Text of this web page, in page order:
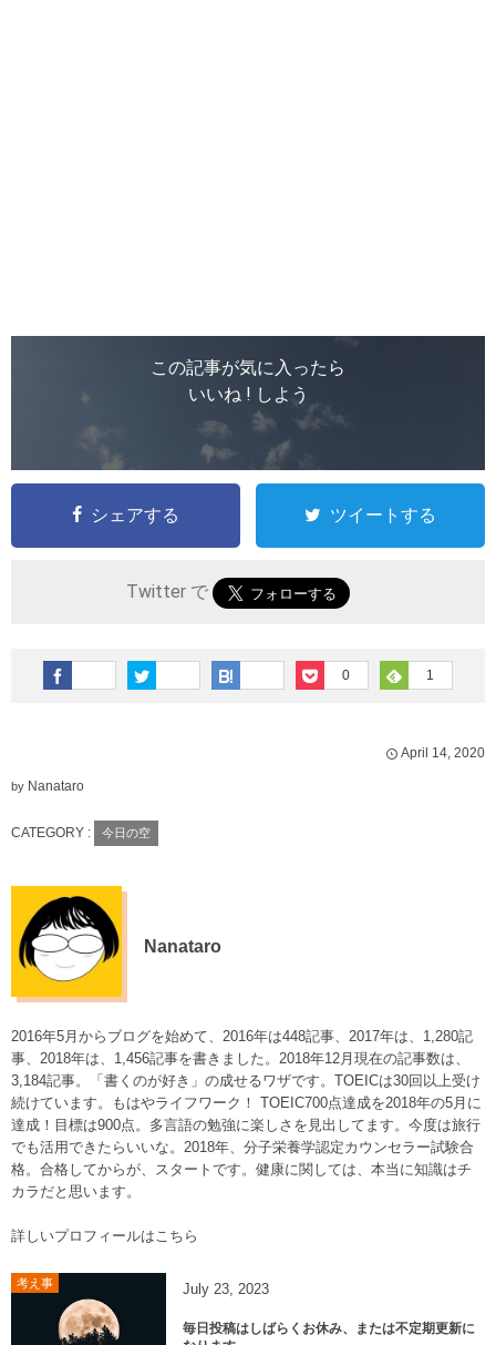
この記事が気に入ったら
いいね ! しよう
シェアする ツイートする
Twitter で
0 1
April 14, 2020
by Nanataro
CATEGORY : 今日の空
Nanataro
2016年5月からブログを始めて、2016年は448記事、2017年は、1,280記
事、2018年は、1,456記事を書きました。2018年12月現在の記事数は、
3,184記事。「書くのが好き」の成せるワザです。TOEICは30回以上受け
続けています。もはやライフワーク！ TOEIC700点達成を2018年の5月に
達成！目標は900点。多言語の勉強に楽しさを見出してます。今度は旅行
でも活用できたらいいな。2018年、分子栄養学認定カウンセラー試験合
格。合格してからが、スタートです。健康に関しては、本当に知識はチ
カラだと思います。
詳しいプロフィールはこちら
考え事 July 23, 2023
毎日投稿はしばらくお休み、または不定期更新に